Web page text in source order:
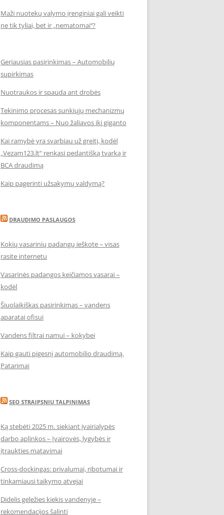
Maži nuotekų valymo įrenginiai gali veikti
ne tik tyliai, bet ir „nematomai‘‘?
Geriausias pasirinkimas – Automobilių
supirkimas
Nuotraukos ir spauda ant drobės
Tekinimo procesas sunkiųjų mechanizmų
komponentams – Nuo žaliavos iki giganto
Kai ramybė yra svarbiau už greitį, kodėl
„Vezam123.lt“ renkasi pedantišką tvarką ir
BCA draudimą
Kaip pagerinti užsakymų valdymą?
DRAUDIMO PASLAUGOS
Kokių vasarinių padangų ieškote – visas
rasite internetu
Vasarinės padangos keičiamos vasarai –
kodėl
Šiuolaikiškas pasirinkimas – vandens
aparatai ofisui
Vandens filtrai namui – kokybei
Kaip gauti pigesnį automobilio draudimą.
Patarimai
SEO STRAIPSNIU TALPINIMAS
Ką stebėti 2025 m. siekiant įvairialypės
darbo aplinkos – Įvairovės, lygybės ir
įtraukties matavimai
Cross-dockingas: privalumai, ribotumai ir
tinkamiausi taikymo atvejai
Didelis geležies kiekis vandenyje –
rekomendacijos šalinti